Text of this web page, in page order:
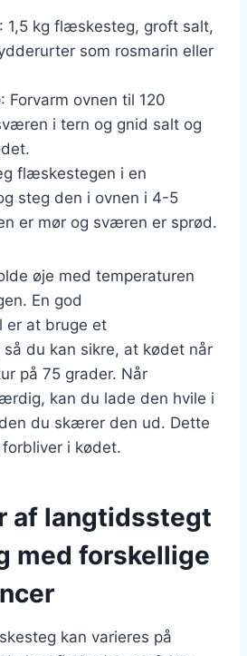
: 1,5 kg flæskesteg, groft salt,
som rosmarin eller
: Forvarm ovnen til 120
i tern og gnid salt og
flæskestegen i en
steg den i ovnen i 4-5
er mør og sværen er sprød.
øje med temperaturen
En god
er at bruge et
du kan sikre, at kødet når
på 75 grader. Når
kan du lade den hvile i
du skærer den ud. Dette
i kødet.
af langtidsstegt
med forskellige
kan varieres på